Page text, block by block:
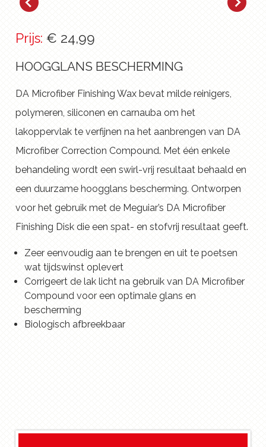
Prijs: € 24,99
HOOGGLANS BESCHERMING
DA Microfiber Finishing Wax bevat milde reinigers,
polymeren, siliconen en carnauba om het
lakoppervlak te verfijnen na het aanbrengen van DA
Microfiber Correction Compound. Met één enkele
behandeling wordt een swirl-vrij resultaat behaald en
een duurzame hoogglans bescherming. Ontworpen
voor het gebruik met de Meguiar’s DA Microfiber
Finishing Disk die een spat- en stofvrij resultaat geeft.
Zeer eenvoudig aan te brengen en uit te poetsen
wat tijdswinst oplevert
Corrigeert de lak licht na gebruik van DA Microfiber
Compound voor een optimale glans en
bescherming
Biologisch afbreekbaar